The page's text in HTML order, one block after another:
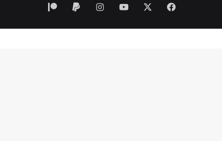
فيسبوك ‫YouTubeانستقرام
‏Paypal
‫Patreon